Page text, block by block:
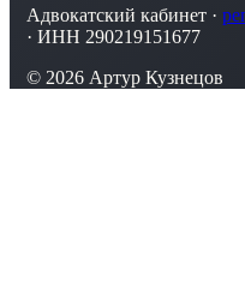
Адвокатский кабинет ·
· ИНН 290219151677
© 2026 Артур Кузнецов